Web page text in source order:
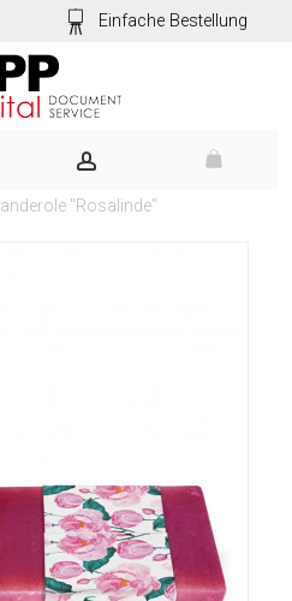
Einfache Bestellung
"Rosalinde"